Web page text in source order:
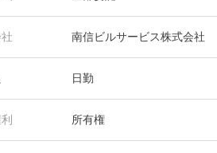
南信ビルサービス株式会社
日勤
所有権